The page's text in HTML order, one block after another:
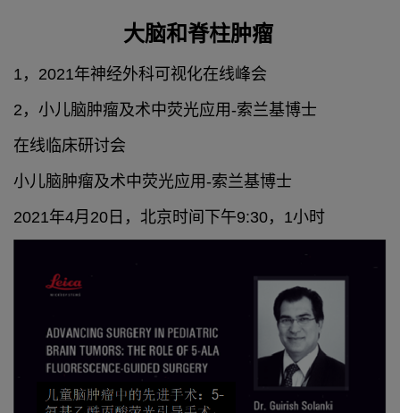
大脑和脊柱肿瘤
1，2021年神经外科可视化在线峰会
2，小儿脑肿瘤及术中荧光应用-索兰基博士
在线临床研讨会
小儿脑肿瘤及术中荧光应用-索兰基博士
2021年4月20日，北京时间下午9:30，1小时